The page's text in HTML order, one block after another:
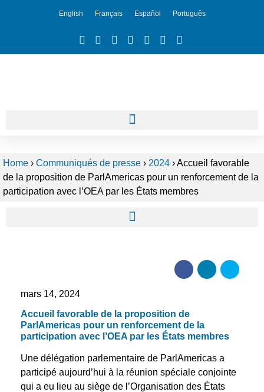
English Français Español Português
Home › Communiqués de presse › 2024 ›Accueil favorable
de la proposition de ParlAmericas pour un renforcement de la
participation avec l’OEA par les États membres
mars 14, 2024
Accueil favorable de la proposition de
ParlAmericas pour un renforcement de la
participation avec l’OEA par les États membres
Une délégation parlementaire de ParlAmericas a
participé aujourd’hui à la réunion spéciale conjointe
qui a eu lieu au siège de l’Organisation des États